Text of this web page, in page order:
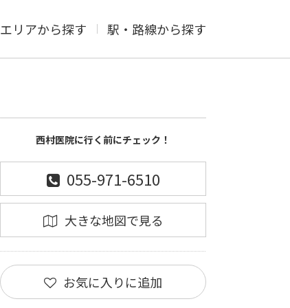
エリアから探す 駅・路線から探す
西村医院に行く前にチェック！
055-971-6510
大きな地図で見る
お気に入りに追加